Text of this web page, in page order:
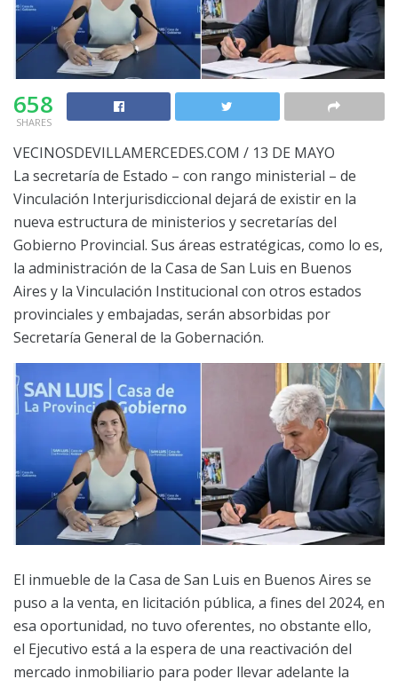
658
SHARES
VECINOSDEVILLAMERCEDES.COM / 13 DE MAYO
La secretaría de Estado – con rango ministerial – de
Vinculación Interjurisdiccional dejará de existir en la
nueva estructura de ministerios y secretarías del
Gobierno Provincial. Sus áreas estratégicas, como lo es,
la administración de la Casa de San Luis en Buenos
Aires y la Vinculación Institucional con otros estados
provinciales y embajadas, serán absorbidas por
Secretaría General de la Gobernación.
El inmueble de la Casa de San Luis en Buenos Aires se
puso a la venta, en licitación pública, a fines del 2024, en
esa oportunidad, no tuvo oferentes, no obstante ello,
el Ejecutivo está a la espera de una reactivación del
mercado inmobiliario para poder llevar adelante la